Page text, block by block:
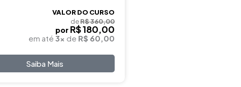
VALOR DO CURSO
deR$ 360,00
por R$ 180,00
em até 3x de R$ 60,00
Saiba Mais